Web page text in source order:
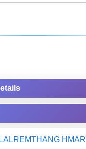
LALREMTHANG HMAR